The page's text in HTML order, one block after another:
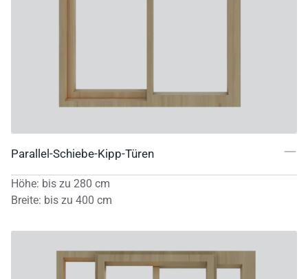
Parallel-Schiebe-Kipp-Türen
Höhe: bis zu 280 cm
Breite: bis zu 400 cm